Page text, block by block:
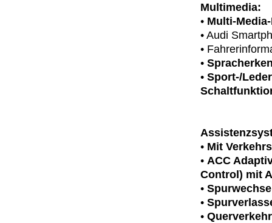
Multimedia:
• Multi-
• Audi
•
•
• Sport-/
• Mit
• ACC
Control) mit
•
•
•